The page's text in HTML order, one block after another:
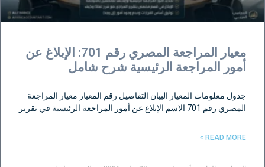
معيار المراجعة المصري رقم 701: الإبلاغ عن
أمور المراجعة الرئيسية شرح شامل
جدول معلومات المعيار البيان التفاصيل رقم المعيار معيار المراجعة
المصري رقم 701 الاسم الإبلاغ عن أمور المراجعة الرئيسية في تقرير
READ MORE »